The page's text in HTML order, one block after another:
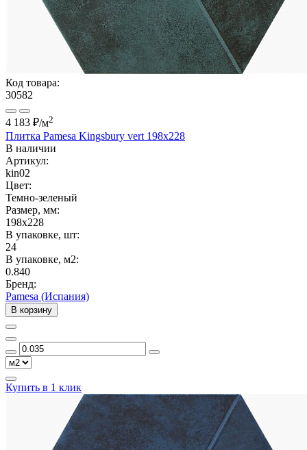
Код товара:
30582
4 183 ₽/м2
Плитка Pamesa Kingsbury vert 198x228
В наличии
Артикул:
kin02
Цвет:
Темно-зеленый
Размер, мм:
198x228
В упаковке, шт:
24
В упаковке, м2:
0.840
Бренд:
Pamesa (Испания)
В корзину
Купить в 1 клик